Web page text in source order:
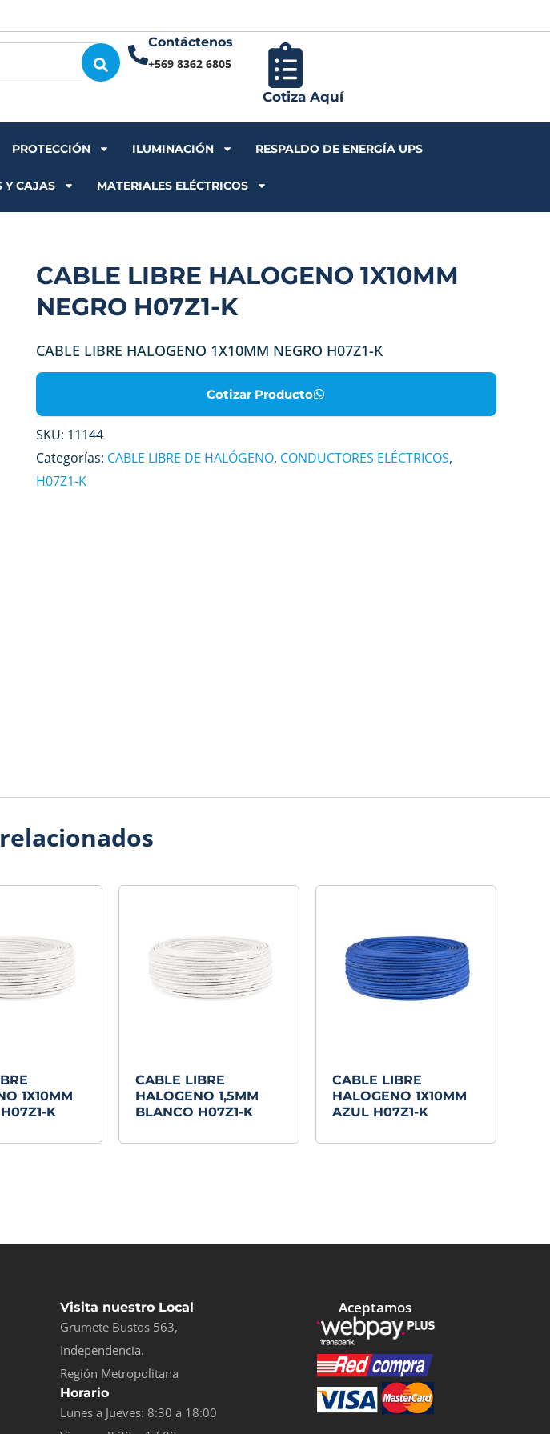
Contáctenos
+569 8362 6805
Cotiza Aquí
PROTECCIÓN ILUMINACIÓN RESPALDO DE ENERGÍA UPS
Y CAJAS MATERIALES ELÉCTRICOS
CABLE LIBRE HALOGENO 1X10MM
NEGRO H07Z1-K
CABLE LIBRE HALOGENO 1X10MM NEGRO H07Z1-K
Cotizar Producto
SKU: 11144
Categorías: CABLE LIBRE DE HALÓGENO, CONDUCTORES ELÉCTRICOS,
H07Z1-K
1X10MM
K
CABLE LIBRE
HALOGENO 1,5MM
BLANCO H07Z1-K
CABLE LIBRE
HALOGENO 1X10MM
AZUL H07Z1-K
Visita nuestro Local
Grumete Bustos 563,
Independencia.
Región Metropolitana
Horario
Lunes a Jueves: 8:30 a 18:00
Aceptamos